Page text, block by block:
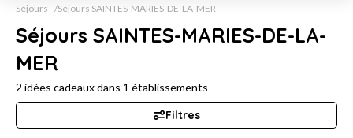
Séjours Séjours SAINTES-MARIES-DE-LA-MER
Séjours SAINTES-MARIES-DE-LA-
MER
2 idées cadeaux dans 1 établissements
Filtres